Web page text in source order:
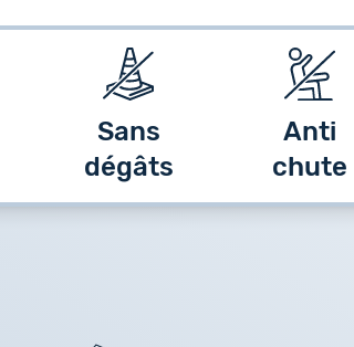
Sans
dégâts
Anti
chute